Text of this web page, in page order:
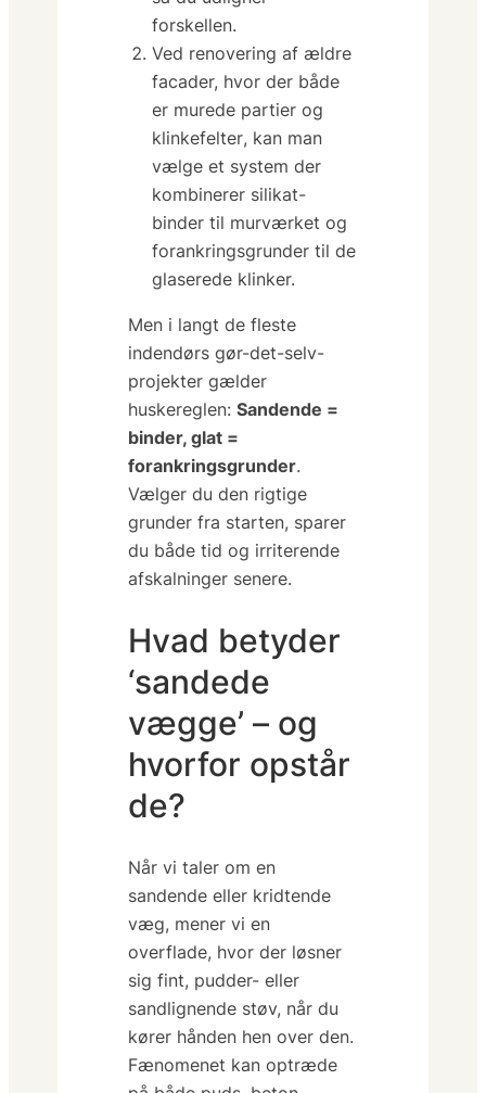
forskellen.
Ved renovering af ældre
facader, hvor der både
er murede partier og
klinkefelter, kan man
vælge et system der
kombinerer silikat-
binder til murværket og
forankringsgrunder til de
glaserede klinker.
Men i langt de fleste
indendørs gør-det-selv-
projekter gælder
huskereglen:Sandende =
binder, glat =
forankringsgrunder.
Vælger du den rigtige
grunder fra starten, sparer
du både tid og irriterende
afskalninger senere.
Hvad betyder
‘sandede
vægge’ – og
hvorfor opstår
de?
Når vi taler om en
sandende eller kridtende
væg, mener vi en
overflade, hvor der løsner
sig fint, pudder- eller
sandlignende støv, når du
kører hånden hen over den.
Fænomenet kan optræde